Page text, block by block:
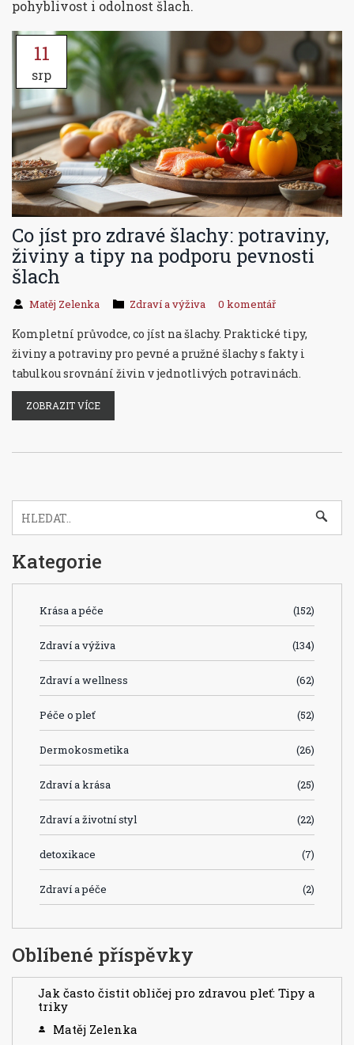
pohyblivost i odolnost šlach.
11
srp
Co jíst pro zdravé šlachy: potraviny,
živiny a tipy na podporu pevnosti
šlach
Matěj Zelenka Zdraví a výživa 0 komentář
Kompletní průvodce, co jíst na šlachy. Praktické tipy,
živiny a potraviny pro pevné a pružné šlachy s fakty i
tabulkou srovnání živin v jednotlivých potravinách.
ZOBRAZIT VÍCE
Kategorie
Krása a péče (152)
Zdraví a výživa (134)
Zdraví a wellness (62)
Péče o pleť (52)
Dermokosmetika (26)
Zdraví a krása (25)
Zdraví a životní styl (22)
detoxikace (7)
Zdraví a péče (2)
Oblíbené příspěvky
Jak často čistit obličej pro zdravou pleť: Tipy a
triky
Matěj Zelenka